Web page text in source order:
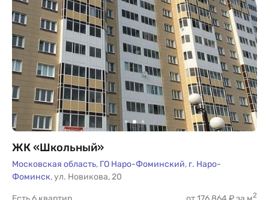
ЖК «Школьный»
Московская область, ГО Наро-Фоминский, г. Наро-
Фоминск,ул. Новикова,20
2